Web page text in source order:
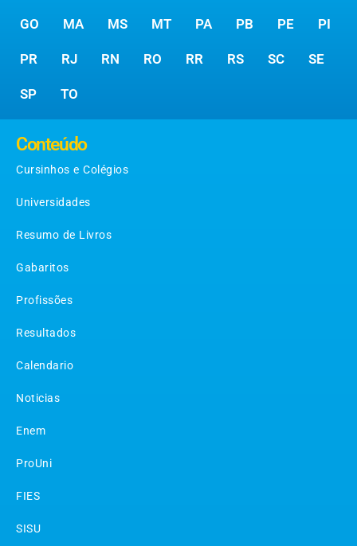
GO MA MS MT PA PB PE PI
PR RJ RN RO RR RS SC SE
SP TO
Conteúdo
Cursinhos e Colégios
Universidades
Resumo de Livros
Gabaritos
Profissões
Resultados
Calendario
Noticias
Enem
ProUni
FIES
SISU